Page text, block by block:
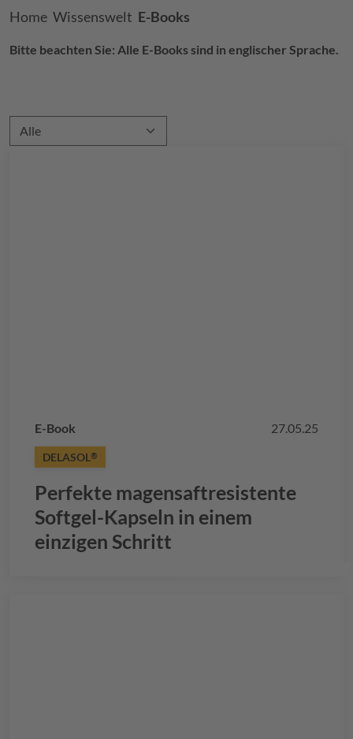
Breadcrumb
Home Wissenswelt E-Books
Bitte beachten Sie: Alle E-Books sind in englischer Sprache.
E-Book 27.05.25
DELASOL®
Perfekte magensaftresistente
Softgel-Kapseln in einem
einzigen Schritt